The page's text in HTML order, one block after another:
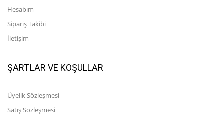
Hesabım
Sipariş Takibi
İletişim
ŞARTLAR VE KOŞULLAR
Üyelik Sözleşmesi
Satış Sözleşmesi